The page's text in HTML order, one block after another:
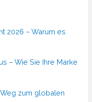
2026 – Warum es
– Wie Sie Ihre Marke
zum globalen